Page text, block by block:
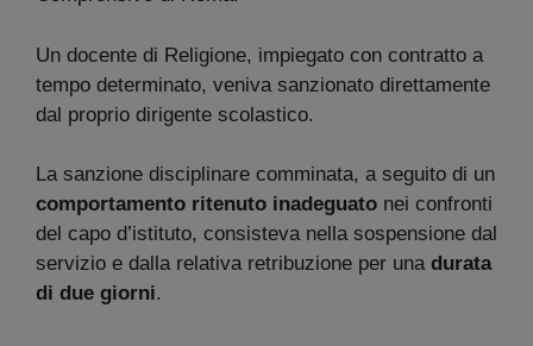
Un docente di Religione, impiegato con contratto a
tempo determinato, veniva sanzionato direttamente
dal proprio dirigente scolastico.
La sanzione disciplinare comminata, a seguito di un
comportamento ritenuto inadeguato nei confronti
del capo d’istituto, consisteva nella sospensione dal
servizio e dalla relativa retribuzione per una durata
di due giorni.